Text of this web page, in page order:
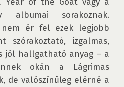
Year of the Goat vagy a
albumai sorakoznak.
ér fel ezek legjobb
szórakoztató, izgalmas,
jól hallgatható anyag – a
okán a Lágrimas
de valószínűleg elérné a